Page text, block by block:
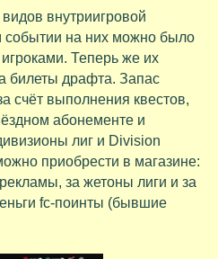
внутриигровой
на них можно было
Теперь же их
билеты драфта. Запас
счёт выполнения квестов,
абонементе и
лиг и Division
приобрести в магазине:
за жетоны лиги и за
fc-поинты (бывшие